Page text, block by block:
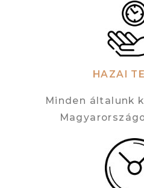
HAZAI
Minden általunk